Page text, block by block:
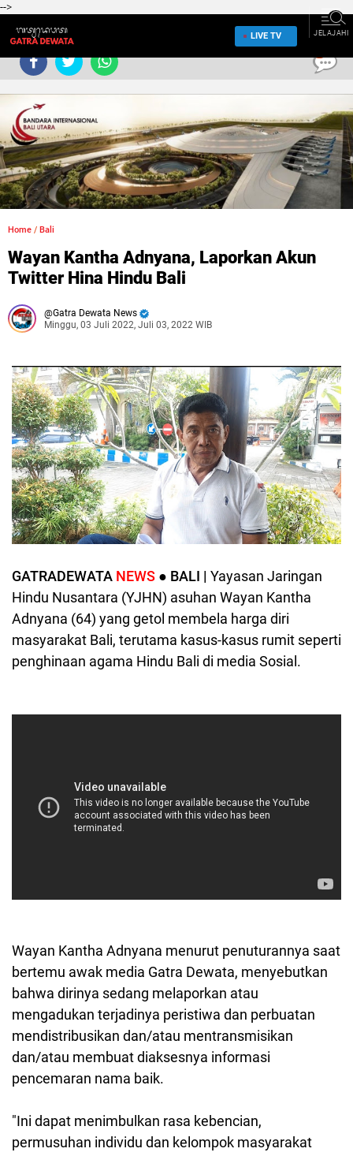
-->
LIVE TV JELAJAHI
Home / Bali
Wayan Kantha Adnyana, Laporkan Akun
Twitter Hina Hindu Bali
Gatra Dewata News
Minggu, 03 Juli 2022, Juli 03, 2022 WIB
GATRADEWATA NEWS ● BALI | Yayasan Jaringan
Hindu Nusantara (YJHN) asuhan Wayan Kantha
Adnyana (64) yang getol membela harga diri
masyarakat Bali, terutama kasus-kasus rumit seperti
penghinaan agama Hindu Bali di media Sosial.
Wayan Kantha Adnyana menurut penuturannya saat
bertemu awak media Gatra Dewata, menyebutkan
bahwa dirinya sedang melaporkan atau
mengadukan terjadinya peristiwa dan perbuatan
mendistribusikan dan/atau mentransmisikan
dan/atau membuat diaksesnya informasi
pencemaran nama baik.
"Ini dapat menimbulkan rasa kebencian,
permusuhan individu dan kelompok masyarakat